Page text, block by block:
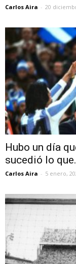
Carlos Aira - 20
Hubo un día
sucedió lo
Carlos Aira - 5 enero,